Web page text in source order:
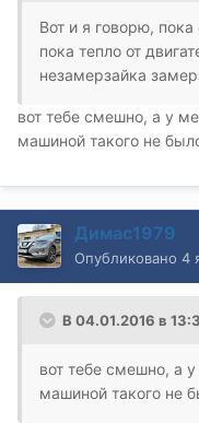
Вот и я говорю,
пока тепло от
незамерзайка
вот тебе смешно, а у
машиной такого не
Димас1979
Опубликовано 4
В 04.01.2016 в
вот тебе смешно, а
машиной такого не